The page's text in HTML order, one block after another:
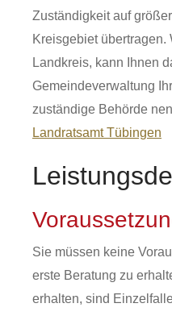
Zuständigkeit auf
Kreisgebiet
Landkreis, kann Ihnen
Gemeindeverwaltung
zuständige Behörde
Landratsamt Tübingen
Sie müssen keine
erste Beratung zu
erhalten, sind